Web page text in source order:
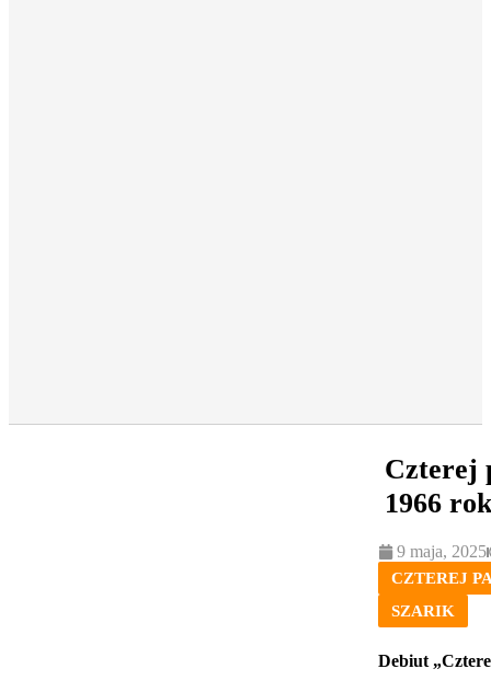
Czterej
1966
9 maja, 2025
CZTEREJ
SZARIK
Debiut